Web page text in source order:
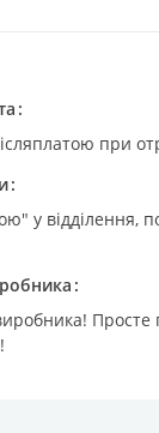
при
у відділення,
Просте